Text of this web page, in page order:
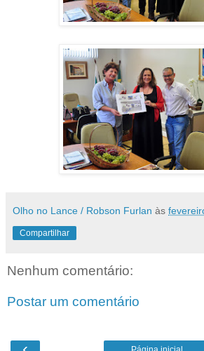
Olho no Lance / Robson Furlan às
Compartilhar
Nenhum comentário:
Postar um comentário